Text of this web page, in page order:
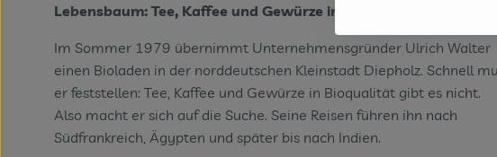
Lebensbaum: Tee, Kaffee und Gewürze in feinster Bioqualität
Im Sommer 1979 übernimmt Unternehmensgründer Ulrich Walter
einen Bioladen in der norddeutschen Kleinstadt Diepholz. Schnell
er feststellen: Tee, Kaffee und Gewürze in Bioqualität gibt es nicht.
Also macht er sich auf die Suche. Seine Reisen führen ihn nach
Südfrankreich, Ägypten und später bis nach Indien.